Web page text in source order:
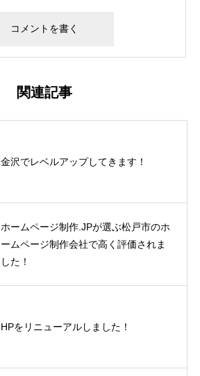
関連記事
金沢でレベルアップしてきます！
ホームページ制作.JPが選ぶ松戸市のホ
ームページ制作会社で高く評価されま
した！
HPをリニューアルしました！